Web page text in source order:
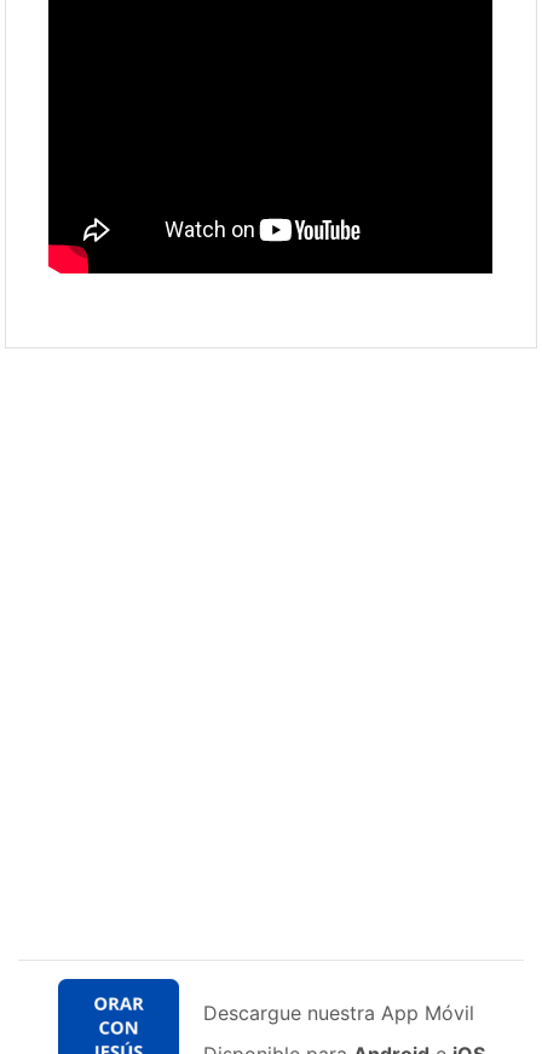
Descargue nuestra App Móvil